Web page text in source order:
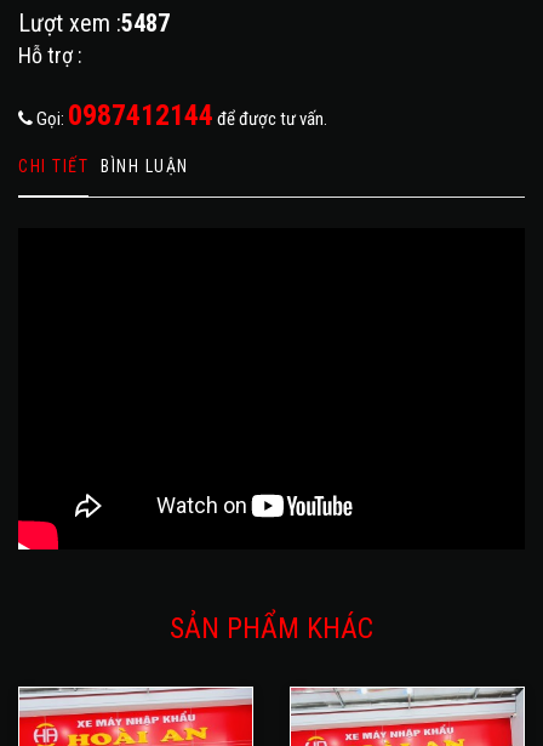
Lượt xem :5487
Hỗ trợ :
Gọi: 0987412144 để được tư vấn.
CHI TIẾT BÌNH LUẬN
SẢN PHẨM KHÁC